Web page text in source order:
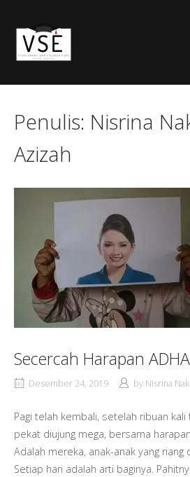
content
Home
Penulis: Nisrina
Azizah
Secercah Harapan ADHA
Desember 24, 2019 by Nisrina
Pagi telah kembali, setelah ribuan
pekat diujung mega, bersama
Adalah mereka, anak-anak yang riang
Setiap hari adalah arti baginya.